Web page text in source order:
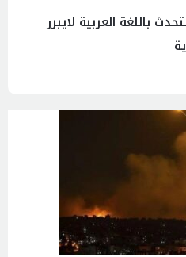
باللغة العربية لايبرر